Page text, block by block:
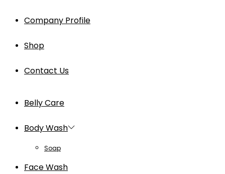
Company Profile
Shop
Contact Us
Belly Care
Body Wash
Soap
Face Wash